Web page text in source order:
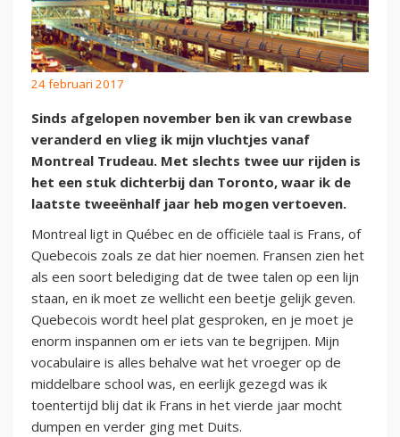
24 februari 2017
Sinds afgelopen november ben ik van crewbase
veranderd en vlieg ik mijn vluchtjes vanaf
Montreal Trudeau. Met slechts twee uur rijden is
het een stuk dichterbij dan Toronto, waar ik de
laatste tweeënhalf jaar heb mogen vertoeven.
Montreal ligt in Québec en de officiële taal is Frans, of
Quebecois zoals ze dat hier noemen. Fransen zien het
als een soort belediging dat de twee talen op een lijn
staan, en ik moet ze wellicht een beetje gelijk geven.
Quebecois wordt heel plat gesproken, en je moet je
enorm inspannen om er iets van te begrijpen. Mijn
vocabulaire is alles behalve wat het vroeger op de
middelbare school was, en eerlijk gezegd was ik
toentertijd blij dat ik Frans in het vierde jaar mocht
dumpen en verder ging met Duits.